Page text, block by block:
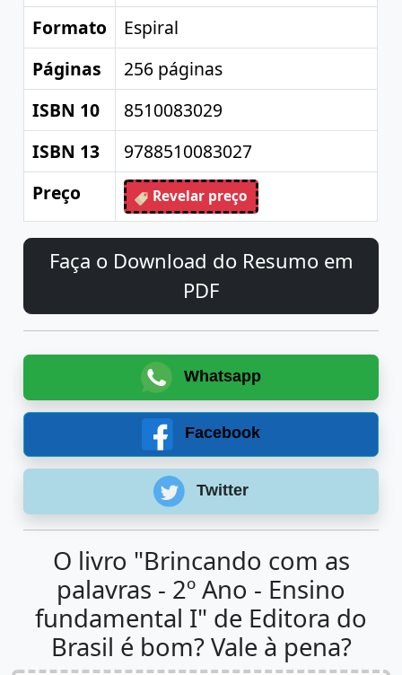
Formato
Espiral
Páginas
256 páginas
ISBN 10
8510083029
ISBN 13
9788510083027
Preço
Revelar preço
Faça o Download do Resumo em
PDF
Whatsapp
Facebook
Twitter
O livro "Brincando com as
palavras - 2º Ano - Ensino
fundamental I" de Editora do
Brasil é bom? Vale à pena?